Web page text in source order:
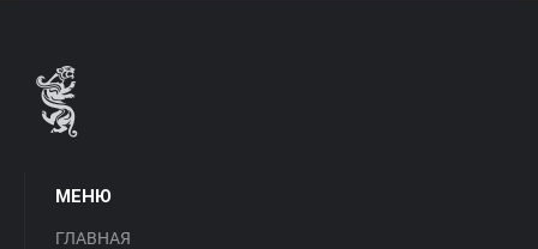
МЕНЮ
ГЛАВНАЯ